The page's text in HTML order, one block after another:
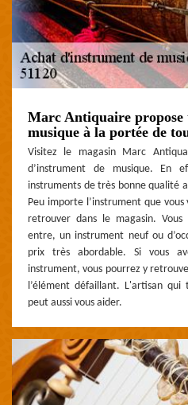
Marc Antiquaire
musique à la portée de
Visitez le magasin Marc
d’instrument de musique. En
instruments de très bonne qualité
Peu importe l’instrument que
retrouver dans le magasin.
entre, un instrument neuf ou
prix très abordable. Si vous
instrument, vous pourrez y
l’élément défaillant. L'artisan
peut aussi vous aider.